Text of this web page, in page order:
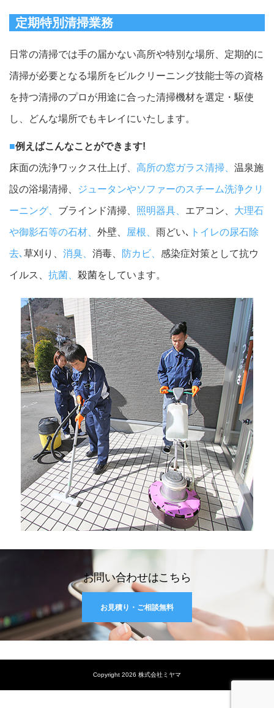
定期特別清掃業務
日常の清掃では手の届かない高所や特別な場所、定期的に
清掃が必要となる場所をビルクリーニング技能士等の資格
を持つ清掃のプロが用途に合った清掃機材を選定・駆使
し、どんな場所でもキレイにいたします。
■例えばこんなことができます!
床面の洗浄ワックス仕上げ、 高所の窓ガラス清掃、 温泉施
設の浴場清掃、 ジュータンやソファーのスチーム洗浄クリ
ーニング、 ブラインド清掃、 照明器具、 エアコン、 大理石
や御影石等の石材、 外壁、 屋根、 雨どい､ トイレの尿石除
去､ 草刈り、 消臭、 消毒、 防カビ、 感染症対策として抗ウ
イルス、 抗菌、 殺菌をしています。
お問い合わせはこちら
お見積り・ご相談無料
Copyright 2026 株式会社ミヤマ